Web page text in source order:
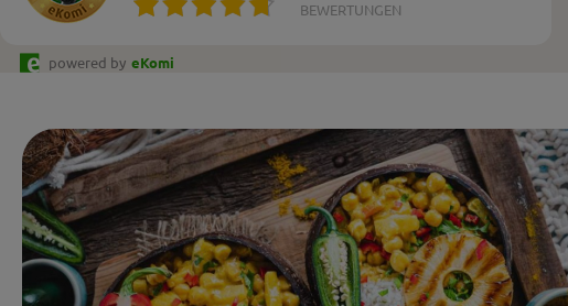
BEWERTUNGEN
powered by eKomi